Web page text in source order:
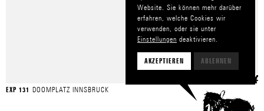
EXP 131 DOOMPLATZ INNSBRUCK
Website. Sie können mehr darüber
erfahren, welche Cookies wir
verwenden, oder sie unter
Einstellungen deaktivieren.
AKZEPTIEREN ABLEHNEN